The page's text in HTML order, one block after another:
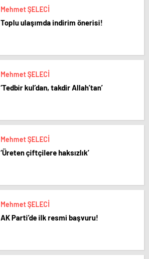
Mehmet ŞELECİ
Toplu ulaşımda indirim önerisi!
Mehmet ŞELECİ
‘Tedbir kul’dan, takdir Allah’tan’
Mehmet ŞELECİ
‘Üreten çiftçilere haksızlık’
Mehmet ŞELECİ
AK Parti’de ilk resmi başvuru!